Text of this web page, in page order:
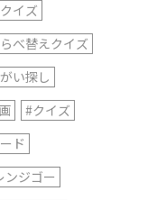
イズ
べ替えクイズ
い探し
#クイズ
ド
ンジゴー